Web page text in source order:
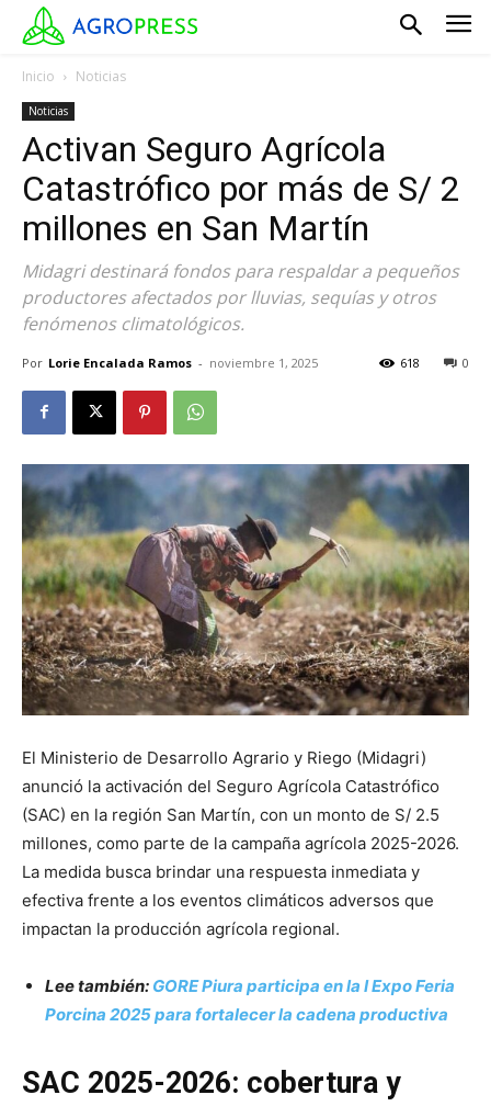
Inicio Noticias
Noticias
Activan Seguro Agrícola
Catastrófico por más de S/ 2
millones en San Martín
Midagri destinará fondos para respaldar a pequeños
productores afectados por lluvias, sequías y otros
fenómenos climatológicos.
Por Lorie Encalada Ramos - noviembre 1, 2025 0
618
El Ministerio de Desarrollo Agrario y Riego (Midagri)
anunció la activación del Seguro Agrícola Catastrófico
(SAC) en la región San Martín, con un monto de S/ 2.5
millones, como parte de la campaña agrícola 2025-2026.
La medida busca brindar una respuesta inmediata y
efectiva frente a los eventos climáticos adversos que
impactan la producción agrícola regional.
Lee también: GORE Piura participa en la I Expo Feria
Porcina 2025 para fortalecer la cadena productiva
SAC 2025-2026: cobertura y